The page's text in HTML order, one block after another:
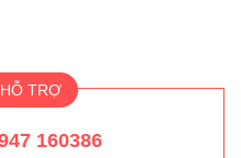
TRỢ
160386